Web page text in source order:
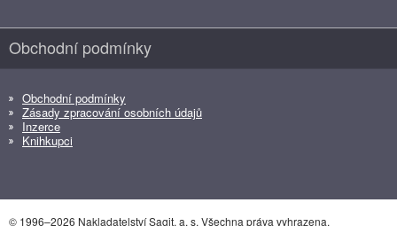
Obchodní podmínky
Obchodní podmínky
Zásady zpracování osobních údajů
Inzerce
Knihkupci
© 1996–2026 Nakladatelství Sagit, a. s. Všechna práva vyhrazena.